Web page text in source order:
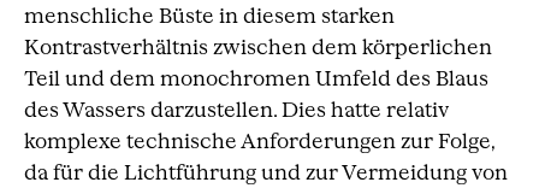
menschliche Büste in diesem starken
Kontrastverhältnis zwischen dem körperlichen
Teil und dem monochromen Umfeld des Blaus
des Wassers darzustellen. Dies hatte relativ
komplexe technische Anforderungen zur Folge,
da für die Lichtführung und zur Vermeidung von